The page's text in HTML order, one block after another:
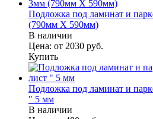
Подложка под ламинат и
(790мм Х 590мм)
В наличии
Цена: от 2030 руб.
Купить
Подложка под ламинат и
" 5 мм
В наличии